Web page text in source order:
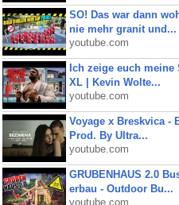
SO! Das war dann
nie mehr granit und...
youtube.com
Ich zeige euch
XL | Kevin Wolte...
youtube.com
Voyage x Breskvica -
Prod. By Ultra...
youtube.com
GRUBENHAUS 2.0
erbau - Outdoor Bu...
youtube.com